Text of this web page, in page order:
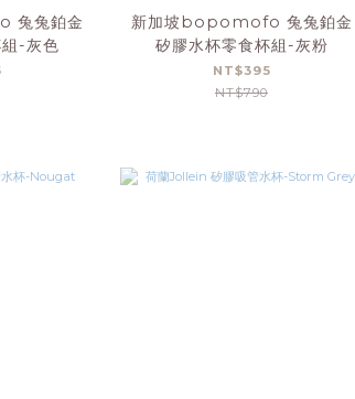
兔兔鉑金
-灰色
新加坡bopomofo 兔兔鉑金
矽膠水杯零食杯組-灰粉
NT$395
NT$790